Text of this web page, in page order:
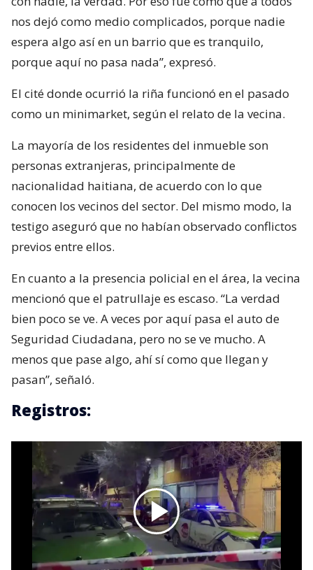
nos dejó como medio complicados, porque nadie
espera algo así en un barrio que es tranquilo,
porque aquí no pasa nada”, expresó.
El cité donde ocurrió la riña funcionó en el pasado
como un minimarket, según el relato de la vecina.
La mayoría de los residentes del inmueble son
personas extranjeras, principalmente de
nacionalidad haitiana, de acuerdo con lo que
conocen los vecinos del sector. Del mismo modo, la
testigo aseguró que no habían observado conflictos
previos entre ellos.
En cuanto a la presencia policial en el área, la vecina
mencionó que el patrullaje es escaso. “La verdad
bien poco se ve. A veces por aquí pasa el auto de
Seguridad Ciudadana, pero no se ve mucho. A
menos que pase algo, ahí sí como que llegan y
pasan”, señaló.
Registros: